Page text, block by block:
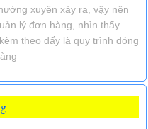
xuyên xảy ra, vậy nên
lý đơn hàng, nhìn thấy
theo đấy là quy trình đóng